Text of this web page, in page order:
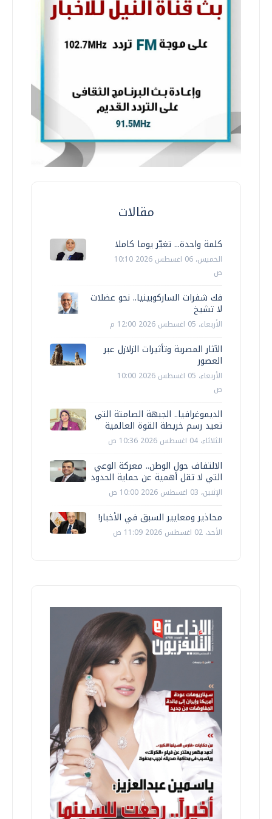
مقالات
كلمة واحدة... تغيّر يوما كاملا
الخميس، 06 اغسطس 2026 10:10
ص
فك شفرات الساركوبينيا.. نحو عضلات
لا تشيخ
الأربعاء، 05 اغسطس 2026 12:00 م
الآثار المصرية وتأثيرات الزلازل عبر
العصور
الأربعاء، 05 اغسطس 2026 10:00
ص
الديموغرافيا.. الجبهة الصامتة التي
تعيد رسم خريطة القوة العالمية
الثلاثاء، 04 اغسطس 2026 10:36 ص
الالتفاف حول الوطن.. معركة الوعي
التي لا تقل أهمية عن حماية الحدود
الإثنين، 03 اغسطس 2026 10:00 ص
محاذير ومعايير السبق في الأخبار!
الأحد، 02 اغسطس 2026 11:09 ص